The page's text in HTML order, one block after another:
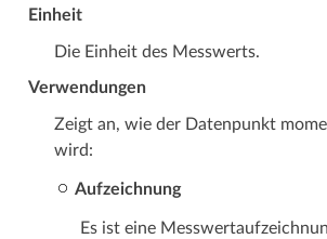
Einheit
Die Einheit des Messwerts.
Verwendungen
Zeigt an, wie der Datenpunkt
wird:
Aufzeichnung
Es ist eine